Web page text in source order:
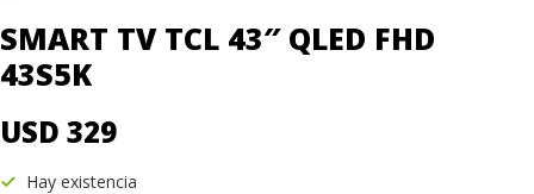
SMART TV TCL 43″ QLED FHD
43S5K
USD 329
Hay existencia